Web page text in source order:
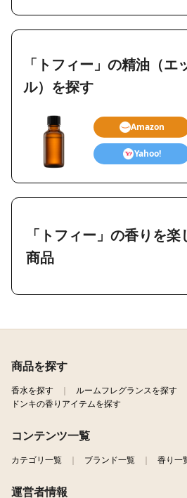
「トフィー」の精油（エ
ル）を探す
Amazon
Yahoo!
「トフィー」の香りを
商品
商品を探す
香水を探す
ルームフレグランスを探す
ドンキの香りアイテムを探す
コンテンツ一覧
カテゴリ一覧 ブランド一覧 香り一
運営者情報